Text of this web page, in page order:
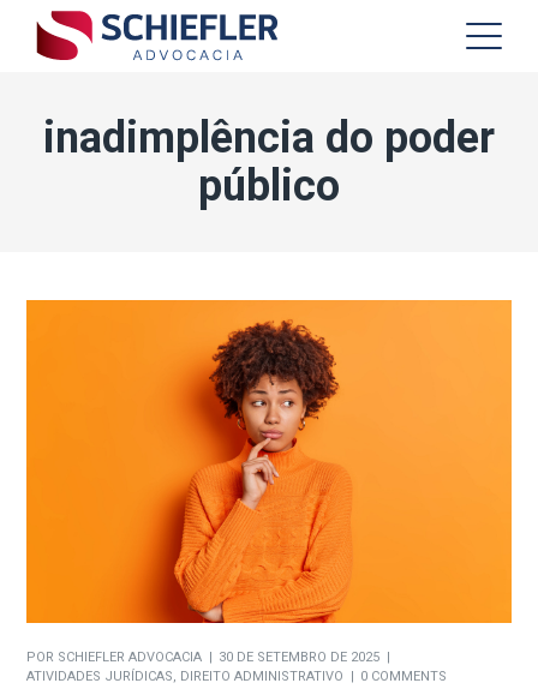
inadimplência do poder
público
POR SCHIEFLER ADVOCACIA
30 DE SETEMBRO DE 2025
ATIVIDADES JURÍDICAS, DIREITO ADMINISTRATIVO 0 COMMENTS